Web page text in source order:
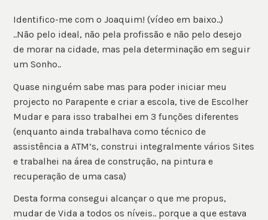
Identifico-me com o Joaquim! (vídeo em baixo..)
..Não pelo ideal, não pela profissão e não pelo desejo
de morar na cidade, mas pela determinação em seguir
um Sonho..
Quase ninguém sabe mas para poder iniciar meu
projecto no Parapente e criar a escola, tive de Escolher
Mudar e para isso trabalhei em 3 funções diferentes
(enquanto ainda trabalhava como técnico de
assistência a ATM’s, construi integralmente vários Sites
e trabalhei na área de construção, na pintura e
recuperação de uma casa)
Desta forma consegui alcançar o que me propus,
mudar de Vida a todos os níveis.. porque a que estava